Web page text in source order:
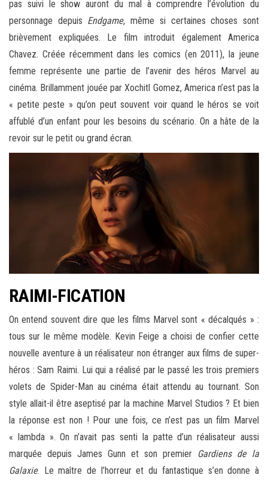
pas suivi le show auront du mal à comprendre l’évolution du
personnage depuis Endgame, même si certaines choses sont
brièvement expliquées. Le film introduit également America
Chavez. Créée récemment dans les comics (en 2011), la jeune
femme représente une partie de l’avenir des héros Marvel au
cinéma. Brillamment jouée par Xochitl Gomez, America n’est pas la
« petite peste » qu’on peut souvent voir quand le héros se voit
affublé d’un enfant pour les besoins du scénario. On a hâte de la
revoir sur le petit ou grand écran.
RAIMI-FICATION
On entend souvent dire que les films Marvel sont « décalqués » :
tous sur le même modèle. Kevin Feige a choisi de confier cette
nouvelle aventure à un réalisateur non étranger aux films de super-
héros : Sam Raimi. Lui qui a réalisé par le passé les trois premiers
volets de Spider-Man au cinéma était attendu au tournant. Son
style allait-il être aseptisé par la machine Marvel Studios ? Et bien
la réponse est non ! Pour une fois, ce n’est pas un film Marvel
« lambda ». On n’avait pas senti la patte d’un réalisateur aussi
marquée depuis James Gunn et son premier Gardiens de la
Galaxie. Le maître de l’horreur et du fantastique s’en donne à